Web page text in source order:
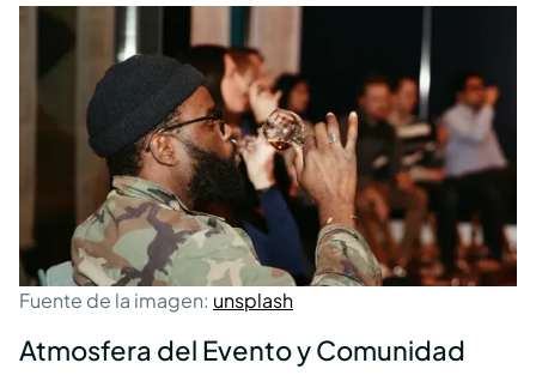
Fuente de la imagen: unsplash
Atmosfera del Evento y Comunidad